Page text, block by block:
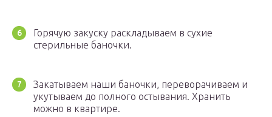
Горячую закуску раскладываем в сухие
стерильные баночки.
Закатываем наши баночки, переворачиваем и
укутываем до полного остывания. Хранить
можно в квартире.